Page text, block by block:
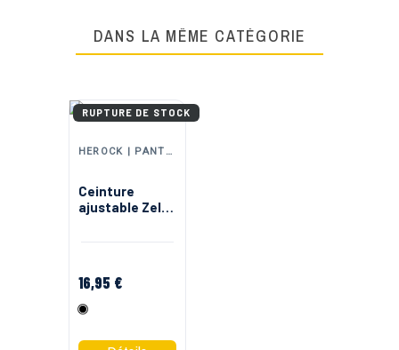
DANS LA MÊME CATÉGORIE
HEROCK | PANTALONS, VESTES ET EPI DE TRAVAIL
Ceinture
ajustable Zelus
16,95 €
Noir
RUPTURE DE STOCK